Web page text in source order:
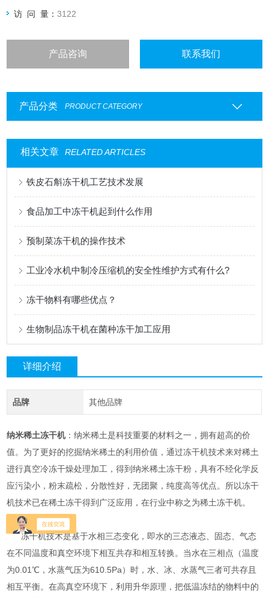
访 问 量：3122
产品咨询 联系我们
产品分类 PRODUCT CATEGORY
相关文章 RELATED ARTICLES
铁皮石斛冻干机工艺技术发展
食品加工中冻干机起到什么作用
预制菜冻干机的操作技术
工业冷水机中制冷压缩机的安全性维护方式有什么?
冻干物料有哪些优点？
生物制品冻干机在菌种冻干加工应用
详细介绍
品牌 其他品牌
纳米稀土冻干机：纳米稀土是科技重要的材料之一，拥有超高的价
值。为了更好的挖掘纳米稀土的利用价值，通过冻干机技术来对稀土
进行真空冷冻干燥处理加工，得到纳米稀土冻干粉，具有不经化学反
应污染小，粉末疏松，分散性好，无团聚，纯度高等优点。所以冻干
机技术已在稀土冻干得到广泛应用，在行业中称之为稀土冻干机。
冻干机技术是基于水相三态变化，即水的三态液态、固态、气态
在不同温度和真空环境下相互共存和相互转换。当水在三相点（温度
为0.01℃，水蒸气压为610.5Pa）时，水、冰、水蒸气三者可共存且
相互平衡。在高真空环境下，利用升华原理，把低温冻结的物料中的